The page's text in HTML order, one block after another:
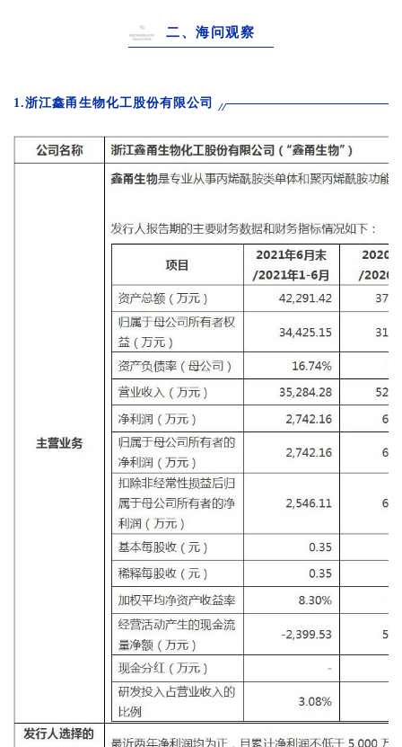
二、海问观察
1.浙江鑫甬生物化工股份有限公司